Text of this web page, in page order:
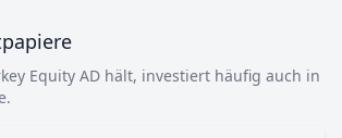
Equity AD hält, investiert häufig auch in